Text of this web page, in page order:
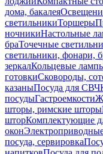
дома, бакалея
светильникиТоршеры
ночникиНастольные
браТочечные
светильники, фонари,
зеркалКольцевые
готовкиСковороды,
казаныПосуда для СВЧ
посудыГастроемкости
шторы, римские шторы
шторКомплектующие
окон
посуда, сервировка